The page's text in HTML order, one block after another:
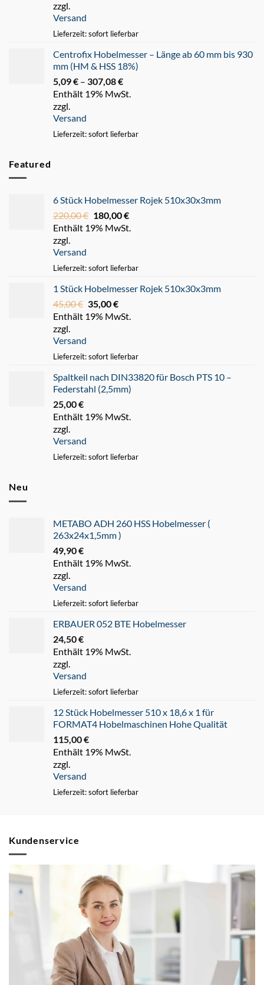
zzgl.
Versand
Lieferzeit: sofort lieferbar
Centrofix Hobelmesser – Länge ab 60 mm bis 930
mm (HM & HSS 18%)
5,09€ – 307,08€
5,09 €
Enthält 19% MwSt.
zzgl.
Versand
Lieferzeit: sofort lieferbar
Featured
6 Stück Hobelmesser Rojek 510x30x3mm
220,00€ Ursprünglicher
Preis
180,00€Aktueller
Preis
Enthält 19% MwSt.
zzgl.
Versand
Lieferzeit: sofort lieferbar
1 Stück Hobelmesser Rojek 510x30x3mm
45,00€ Ursprünglicher
Preis
35,00€Aktueller
Preis
Enthält 19% MwSt.
zzgl.
Versand
Lieferzeit: sofort lieferbar
Spaltkeil nach DIN33820 für Bosch PTS 10 –
Federstahl (2,5mm)
25,00€
Enthält 19% MwSt.
zzgl.
Versand
Lieferzeit: sofort lieferbar
Neu
METABO ADH 260 HSS Hobelmesser (
263x24x1,5mm )
49,90€
Enthält 19% MwSt.
zzgl.
Versand
Lieferzeit: sofort lieferbar
ERBAUER 052 BTE Hobelmesser
24,50€
Enthält 19% MwSt.
zzgl.
Versand
Lieferzeit: sofort lieferbar
12 Stück Hobelmesser 510 x 18,6 x 1 für
FORMAT4 Hobelmaschinen Hohe Qualität
115,00€
Enthält 19% MwSt.
zzgl.
Versand
Lieferzeit: sofort lieferbar
Kundenservice